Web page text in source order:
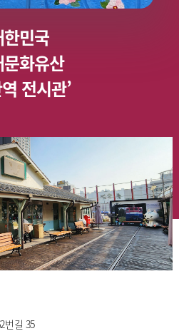
한민국
화유산
전시관’
번길 35